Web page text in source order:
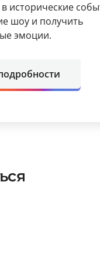
в исторические
шоу и получить
эмоции.